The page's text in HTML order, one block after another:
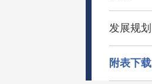
发展规划
附表下载